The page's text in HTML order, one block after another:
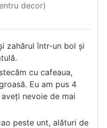
decor)
zahărul într-un bol și
cu cafeaua,
Eu am pus 4
nevoie de mai
peste unt, alături de